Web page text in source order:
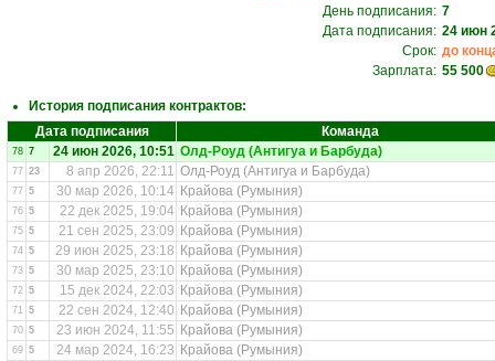
День подписания: 7
Дата подписания: 24 июн
Срок: до
Зарплата: 55 500
История подписания контрактов:
Дата подписания
Команда
78 7 24 июн 2026, 10:51 Олд-Роуд (Антигуа и Барбуда)
77 23 8 апр 2026, 22:11 Олд-Роуд (Антигуа и Барбуда)
77 5 30 мар 2026, 10:14 Крайова (Румыния)
76 5 22 дек 2025, 19:04 Крайова (Румыния)
75 5 21 сен 2025, 23:09 Крайова (Румыния)
74 5 29 июн 2025, 23:18 Крайова (Румыния)
73 5 30 мар 2025, 23:10 Крайова (Румыния)
72 5 15 дек 2024, 22:03 Крайова (Румыния)
71 5 22 сен 2024, 12:40 Крайова (Румыния)
70 5 23 июн 2024, 11:55 Крайова (Румыния)
69 5 24 мар 2024, 16:23 Крайова (Румыния)